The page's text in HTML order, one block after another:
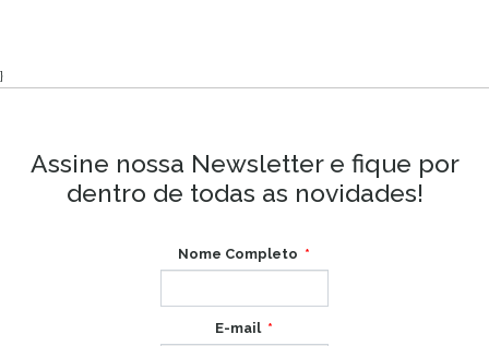
}
Assine nossa Newsletter e fique por
dentro de todas as novidades!
Nome Completo
E-mail